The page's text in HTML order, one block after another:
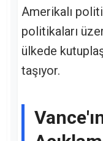
Amerikalı
politikaları
ülkede
taşıyor.